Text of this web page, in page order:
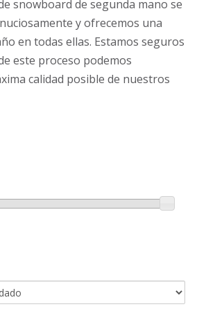
snowboard de segunda mano se
y ofrecemos una
en todas ellas. Estamos seguros
este proceso podemos
calidad posible de nuestros